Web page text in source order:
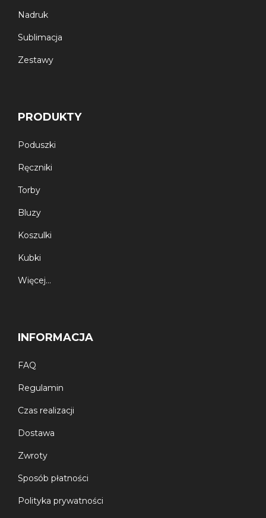
Nadruk
Sublimacja
Zestawy
PRODUKTY
Poduszki
Ręczniki
Torby
Bluzy
Koszulki
Kubki
Więcej…
INFORMACJA
FAQ
Regulamin
Czas realizacji
Dostawa
Zwroty
Sposób płatności
Polityka prywatności